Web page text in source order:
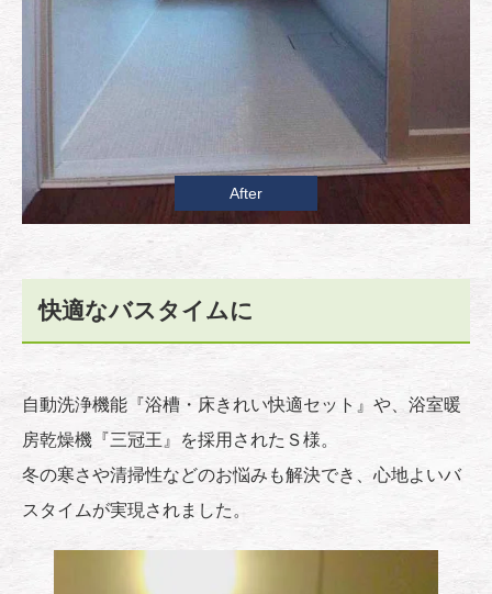
After
快適なバスタイムに
自動洗浄機能『浴槽・床きれい快適セット』や、浴室暖
房乾燥機『三冠王』を採用されたＳ様。
冬の寒さや清掃性などのお悩みも解決でき、心地よいバ
スタイムが実現されました。